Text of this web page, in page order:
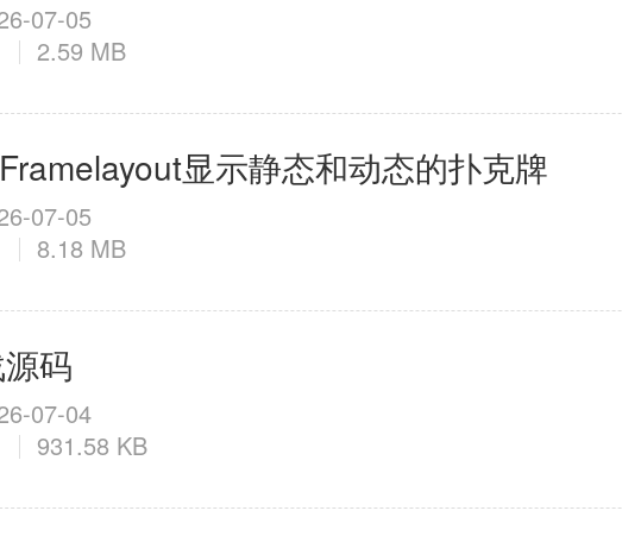
07-05
2.59 MB
显示静态和动态的扑克牌
07-05
8.18 MB
码
07-04
931.58 KB